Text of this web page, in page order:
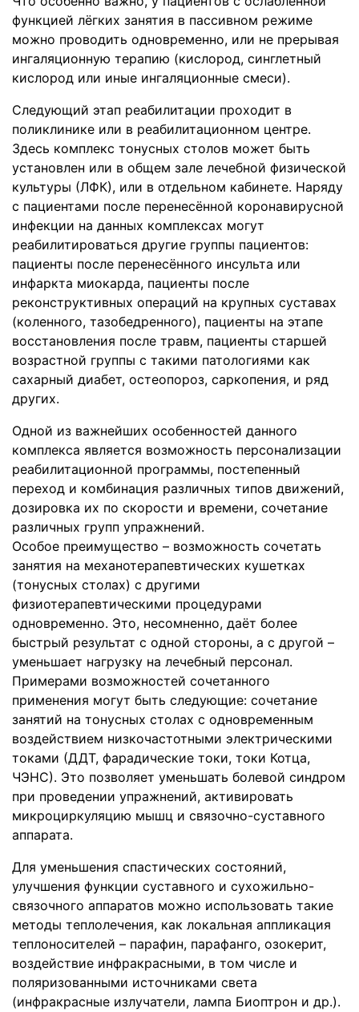
функцией лёгких занятия в пассивном режиме
можно проводить одновременно, или не прерывая
ингаляционную терапию (кислород, синглетный
кислород или иные ингаляционные смеси).
Следующий этап реабилитации проходит в
поликлинике или в реабилитационном центре.
Здесь комплекс тонусных столов может быть
установлен или в общем зале лечебной физической
культуры (ЛФК), или в отдельном кабинете. Наряду
с пациентами после перенесённой коронавирусной
инфекции на данных комплексах могут
реабилитироваться другие группы пациентов:
пациенты после перенесённого инсульта или
инфаркта миокарда, пациенты после
реконструктивных операций на крупных суставах
(коленного, тазобедренного), пациенты на этапе
восстановления после травм, пациенты старшей
возрастной группы с такими патологиями как
сахарный диабет, остеопороз, саркопения, и ряд
других.
Одной из важнейших особенностей данного
комплекса является возможность персонализации
реабилитационной программы, постепенный
переход и комбинация различных типов движений,
дозировка их по скорости и времени, сочетание
различных групп упражнений.
Особое преимущество – возможность сочетать
занятия на механотерапевтических кушетках
(тонусных столах) с другими
физиотерапевтическими процедурами
одновременно. Это, несомненно, даёт более
быстрый результат с одной стороны, а с другой –
уменьшает нагрузку на лечебный персонал.
Примерами возможностей сочетанного
применения могут быть следующие: сочетание
занятий на тонусных столах с одновременным
воздействием низкочастотными электрическими
токами (ДДТ, фарадические токи, токи Котца,
ЧЭНС). Это позволяет уменьшать болевой синдром
при проведении упражнений, активировать
микроциркуляцию мышц и связочно-суставного
аппарата.
Для уменьшения спастических состояний,
улучшения функции суставного и сухожильно-
связочного аппаратов можно использовать такие
методы теплолечения, как локальная аппликация
теплоносителей – парафин, парафанго, озокерит,
воздействие инфракрасными, в том числе и
поляризованными источниками света
(инфракрасные излучатели, лампа Биоптрон и др.).